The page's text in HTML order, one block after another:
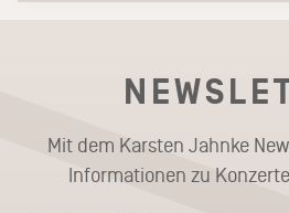
Mit dem Karsten Jahnke
Informationen zu